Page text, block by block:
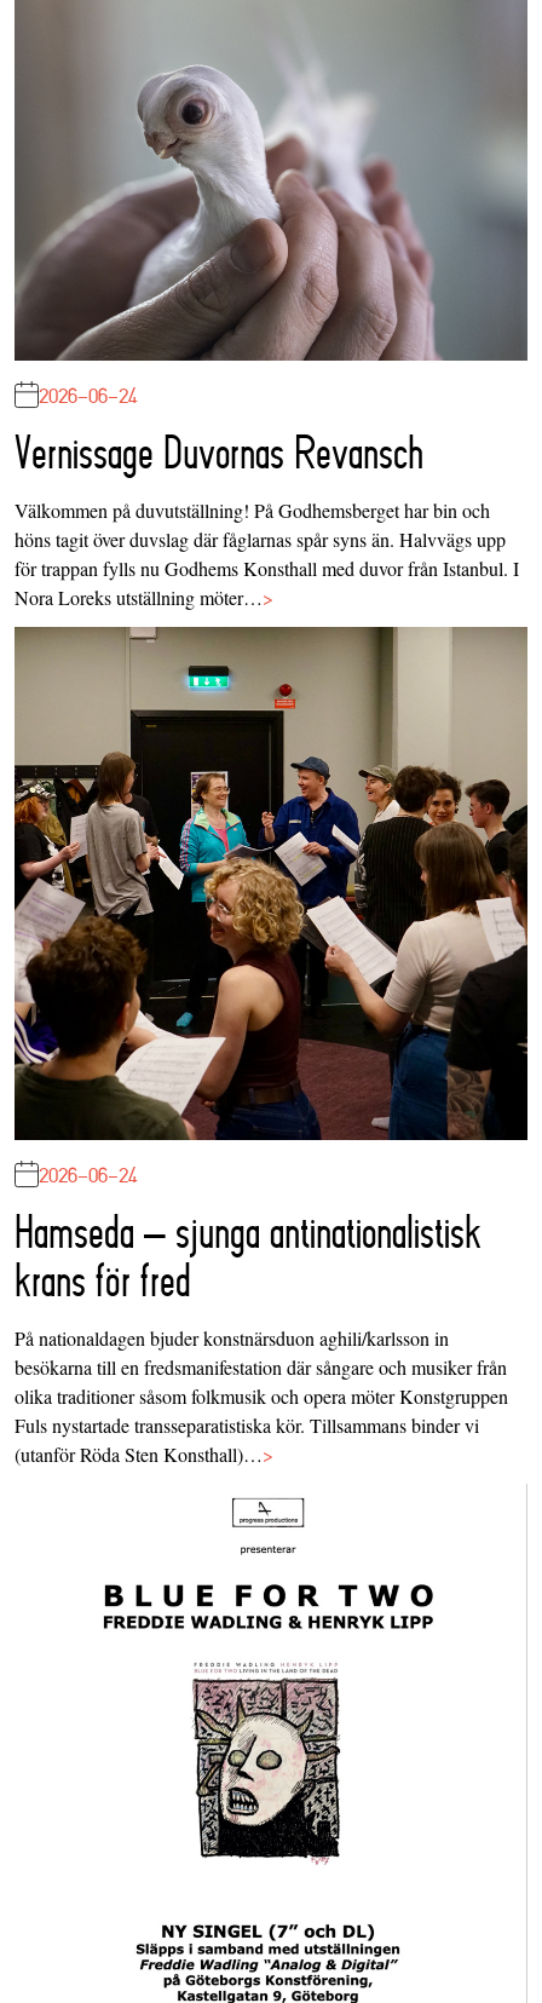
2026-06-24
Vernissage Duvornas Revansch
Välkommen på duvutställning! På Godhemsberget har bin och
höns tagit över duvslag där fåglarnas spår syns än. Halvvägs upp
för trappan fylls nu Godhems Konsthall med duvor från Istanbul. I
Nora Loreks utställning möter…>
2026-06-24
Hamseda – sjunga antinationalistisk
krans för fred
På nationaldagen bjuder konstnärsduon aghili/karlsson in
besökarna till en fredsmanifestation där sångare och musiker från
olika traditioner såsom folkmusik och opera möter Konstgruppen
Fuls nystartade transseparatistiska kör. Tillsammans binder vi
(utanför Röda Sten Konsthall)…>